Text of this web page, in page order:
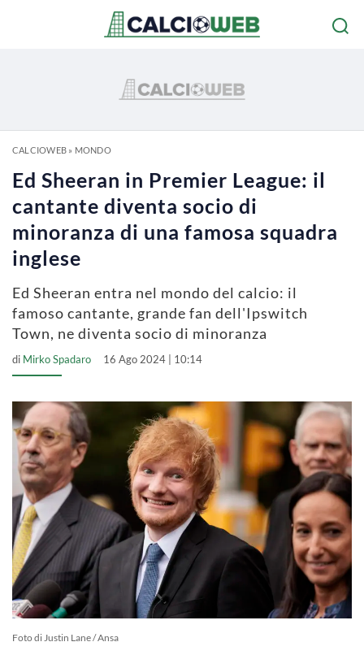
CALCIOWEB» MONDO
Ed Sheeran in Premier League: il
cantante diventa socio di
minoranza di una famosa squadra
inglese
Ed Sheeran entra nel mondo del calcio: il
famoso cantante, grande fan dell'Ipswitch
Town, ne diventa socio di minoranza
di Mirko Spadaro 16 Ago 2024 | 10:14
Foto di Justin Lane / Ansa